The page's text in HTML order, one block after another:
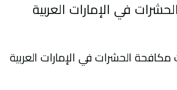
في الإمارات العربية
الحشرات في الإمارات العربية